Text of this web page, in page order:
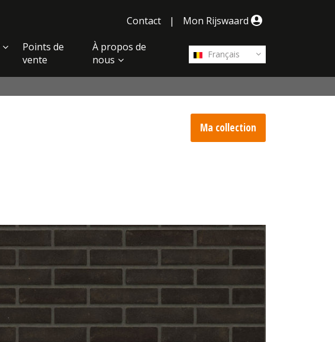
Contact
| Mon Rijswaard
Français
Points de
vente
À propos de
nous
Ma collection